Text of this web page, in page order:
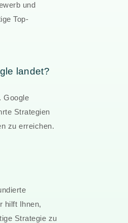
und
Top-
landet?
Google
Strategien
zu erreichen.
hilft Ihnen,
Strategie zu